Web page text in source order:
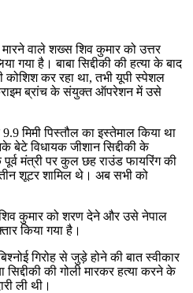
मारने वाले शख्स शिव कुमार को उत्तर
गया है। बाबा सिद्दीकी की हत्या के बाद
कर रहा था, तभी यूपी स्पेशल
ब्रांच के संयुक्त ऑपरेशन में उसे
मिमी पिस्तौल का इस्तेमाल किया था
बेटे विधायक जीशान सिद्दीकी के
पूर्व मंत्री पर कुल छह राउंड फायरिंग की
तीन शूटर शामिल थे। अब सभी को
कुमार को शरण देने और उसे नेपाल
किया गया है।
गिरोह से जुड़े होने की बात स्वीकार
की गोली मारकर हत्या करने के
ली थी।